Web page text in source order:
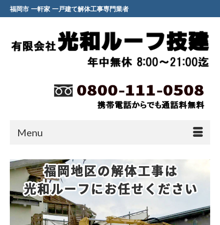
福岡市 一軒家 一戸建て解体工事専門業者
Menu